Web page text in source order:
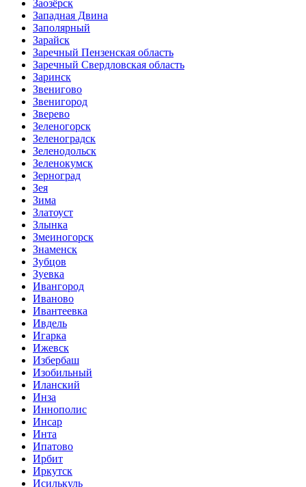
Заозёрск
Западная Двина
Заполярный
Зарайск
Заречный Пензенская область
Заречный Свердловская область
Заринск
Звенигово
Звенигород
Зверево
Зеленогорск
Зеленоградск
Зеленодольск
Зеленокумск
Зерноград
Зея
Зима
Златоуст
Злынка
Змеиногорск
Знаменск
Зубцов
Зуевка
Ивангород
Иваново
Ивантеевка
Ивдель
Игарка
Ижевск
Избербаш
Изобильный
Иланский
Инза
Иннополис
Инсар
Инта
Ипатово
Ирбит
Иркутск
Исилькуль